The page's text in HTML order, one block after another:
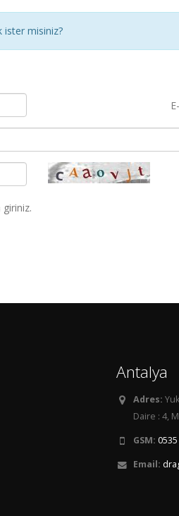
ister misiniz?
Antalya
Adres:
Daire : 4,
GSM: 0535
Email: